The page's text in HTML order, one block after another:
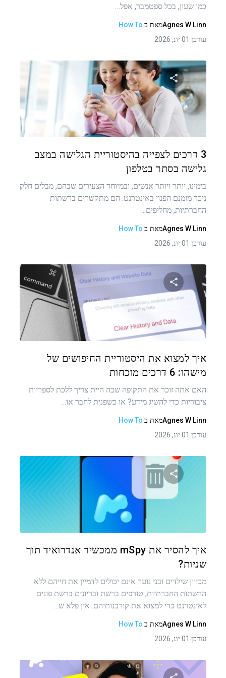
כמו שעון, בכל ספטמבר, אפל…
Agnes W Linnמאת ב How To
עודכן 01 יונ, 2026
שתף מאמר זה
3 דרכים לצפייה בהיסטוריית הגלישה במצב
גלישה בסתר בטלפון
בימינו, יותר ויותר אנשים, ובמיוחד הצעירים שבהם, מבלים חלק
ניכר מזמנם הפנוי באינטרנט. הם מתקשרים ברשתות
החברתיות, מחליפים...
Agnes W Linnמאת ב How To
עודכן 01 יונ, 2026
שתף מאמר זה
איך למצוא את היסטוריית החיפושים של
מישהו: 6 דרכים מוכחות
האם אתה זוכר את התקופה שבה היית צריך ללכת לספריות
ציבוריות כדי להשיג מידע? או כשפנית לחבר או…
Agnes W Linnמאת ב How To
עודכן 01 יונ, 2026
שתף מאמר זה
איך להסיר את mSpy ממכשיר אנדרואיד תוך
שניות?
מכיוון שילדים ובני נוער אינם יכולים לדמיין את חייהם ללא
הרשתות החברתיות, טורפים ברשת ובריונים ברשת פונים
לאינטרנט כדי למצוא את קורבנותיהם. אין פלא ש…
Agnes W Linnמאת ב How To
עודכן 01 יונ, 2026